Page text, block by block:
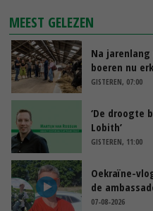
MEEST GELEZEN
Na
boeren nu
GISTEREN, 07:00
‘De droogte
Lobith’
GISTEREN, 11:00
Oekraïne-
de
07-08-2026